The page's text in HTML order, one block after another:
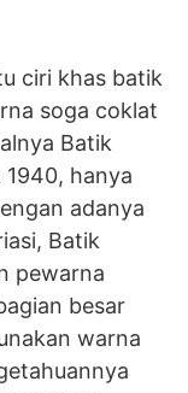
ciri khas batik
soga coklat
Batik
hanya
adanya
Batik
pewarna
besar
warna